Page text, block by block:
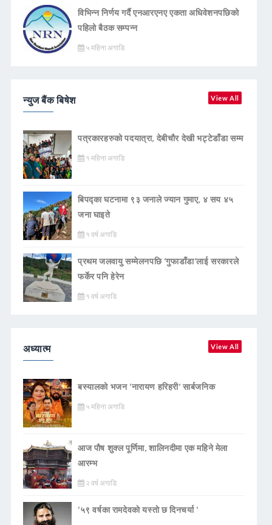
विभिन्न निर्णय गर्दै एनआरएनए एकता अधिवेशनपछिको
पहिलो बैठक सम्पन्न
५ महिना अगाडि
न्युज बैंक बिषेश View All
पत्रकारहरुको पदयात्रा, देबीचौर देखी भट्टेडाँडा सम्म
१ महिना अगाडि
बिपद्का घटनामा ९३ जनाले ज्यान गुमाए, ४ सय ४५
जना घाइते
१ वर्ष अगाडि
प्रथम जलवायु सम्मेलनपछि ‘गुफाडाँडा’लाई सरकारले
फर्केर पनि हेरेन
१ वर्ष अगाडि
अध्यात्म View All
बस्यालको भजन ‘नारायण हरिहरी’ सार्बजनिक
५ महिना अगाडि
आज पौष शुक्ल पूर्णिमा, शालिनदीमा एक महिने मेला
आरम्भ
२ वर्ष अगाडि
‘५९ वर्षका रामदेवकाे यस्ताे छ दिनचर्या ’